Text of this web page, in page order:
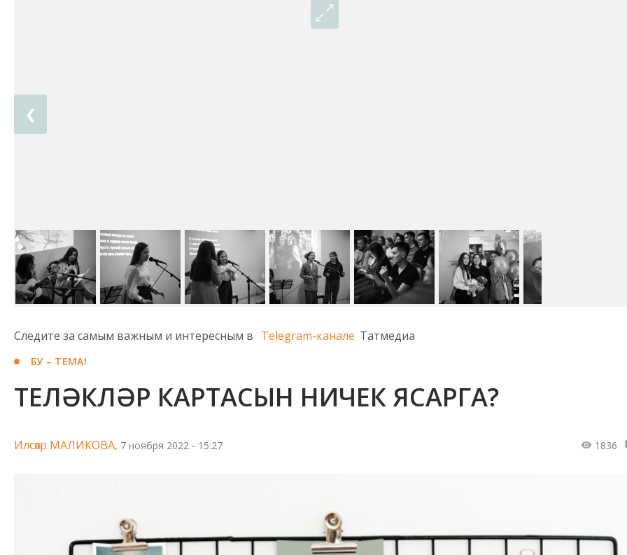
❮
Следите за самым важным и интересным в Telegram-канале Татмедиа
БУ – ТЕМА!
ТЕЛӘКЛӘР КАРТАСЫН НИЧЕК ЯСАРГА?
Илсөяр МАЛИКОВА, 7 ноября 2022 - 15:27 1836